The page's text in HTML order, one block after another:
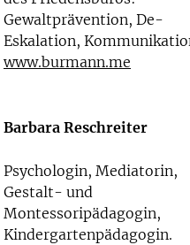
Gewaltprävention, De-
Eskalation,
www.burmann.me
Barbara Reschreiter
Psychologin, Mediatorin,
Gestalt- und
Montessoripädagogin,
Kindergartenpädagogin.